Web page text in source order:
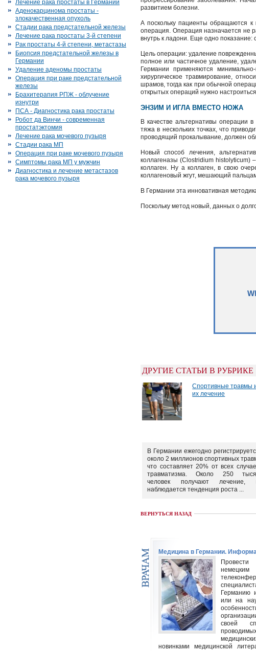
Лечение рака простаты в Германии
Аденокарцинома простаты -
злокачественная опухоль
Стадии рака предстательной железы
Лечение рака простаты 3-й степени
Рак простаты 4-й степени, метастазы
Биопсия предстательной железы в
Германии
Удаление аденомы простаты
Операция при раке предстательной
железы
Брахитерапия РПЖ - облучение
изнутри
ПСА - Диагностика рака простаты
Робот да Винчи - современная
простатэктомия
Лечение рака мочевого пузыря
Стадии рака МП
Операция при раке мочевого пузыря
Симптомы рака МП у мужчин
Диагностика и лечение метастазов
рака мочевого пузыря
развитием болезни.
А поскольку пациенты обращаются к
операция. Операция назначается не
внутрь к ладони. Еще одно показание:
Цель операции: удаление
полное или частичное удаление,
Германии применяются
хирургическое травмирование,
шрамов, тогда как при обычной
открытых операций нужно
ЭНЗИМ И ИГЛА ВМЕСТО НОЖА
В качестве альтернативы операции
тяжа в нескольких точках, что
проводящий прокалывание, должен
Новый способ лечения,
коллагеназы (Clostridium
коллаген. Ну а коллаген, в свою
коллагеновый жгут, мешающий
В Германии эта инновативная
Поскольку метод новый, данных о
ДРУГИЕ СТАТЬИ В РУБРИКЕ
Спортивные травмы
их лечение
В Германии ежегодно
около 2 миллионов спортивных
что составляет 20% от всех
травматизма. Около 250
человек получают лечение,
наблюдается тенденция роста ...
ВЕРНУТЬСЯ НАЗАД
Медицина в Германии.
Германию
или на
своей
новинками медицинской